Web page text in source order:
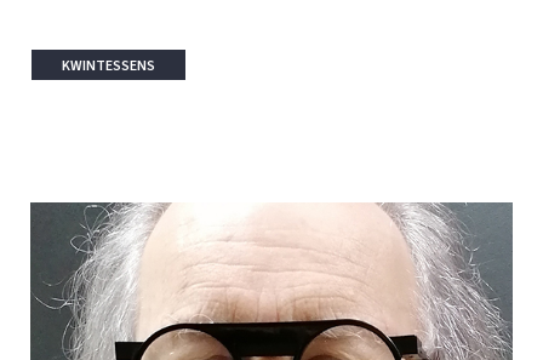
KWINTESSENS